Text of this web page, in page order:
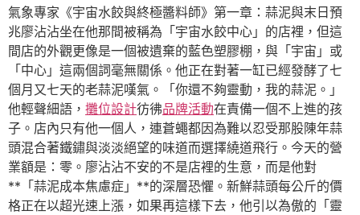
氣象專家《宇宙水餃與終極醬料師》第一章：蒜泥與末日預
兆廖沾沾坐在他那間被稱為「宇宙水餃中心」的店裡，但這
間店的外觀更像是一個被遺棄的藍色塑膠棚，與「宇宙」或
「中心」這兩個詞毫無關係。他正在對著一缸已經發酵了七
個月又七天的老蒜泥嘆氣。「你還不夠靈動，我的蒜泥。」
他輕聲細語， 攤位設計彷彿品牌活動在責備一個不上進的孩
子。店內只有他一個人，連蒼蠅都因為難以忍受那股陳年蒜
頭混合著鐵鏽與淡淡絕望的味道而選擇繞道飛行。今天的營
業額是：零。廖沾沾不安的不是店裡的生意，而是他對
**「蒜泥成本焦慮症」**的深層恐懼。新鮮蒜頭每公斤的價
格正在以超光速上漲，如果再這樣下去，他引以為傲的「靈